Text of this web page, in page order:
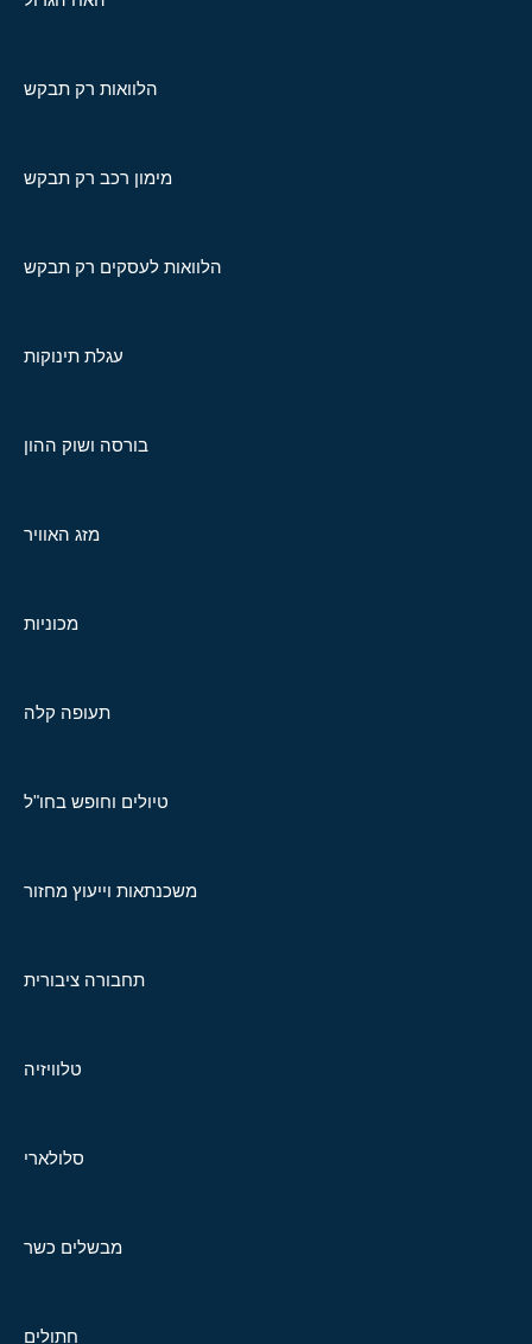
הלוואות רק תבקש
מימון רכב רק תבקש
הלוואות לעסקים רק תבקש
עגלת תינוקות
בורסה ושוק ההון
מזג האוויר
מכוניות
תעופה קלה
טיולים וחופש בחו"ל
משכנתאות וייעוץ מחזור
תחבורה ציבורית
טלוויזיה
סלולארי
מבשלים כשר
חתולים